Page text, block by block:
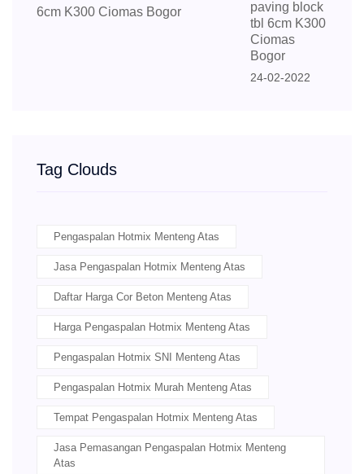
paving block
tbl 6cm K300
Ciomas
Bogor
24-02-2022
Tag Clouds
Pengaspalan Hotmix Menteng Atas
Jasa Pengaspalan Hotmix Menteng Atas
Daftar Harga Cor Beton Menteng Atas
Harga Pengaspalan Hotmix Menteng Atas
Pengaspalan Hotmix SNI Menteng Atas
Pengaspalan Hotmix Murah Menteng Atas
Tempat Pengaspalan Hotmix Menteng Atas
Jasa Pemasangan Pengaspalan Hotmix Menteng
Atas